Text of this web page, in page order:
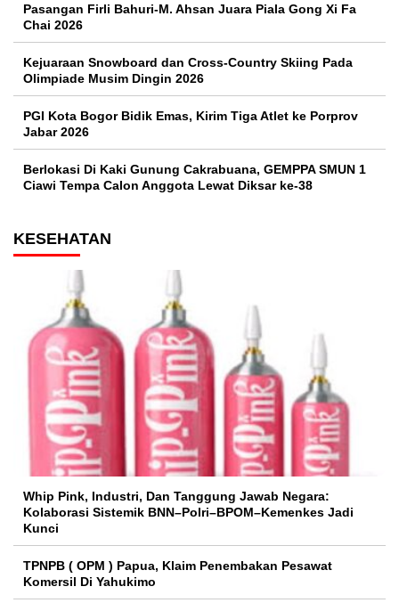
Pasangan Firli Bahuri-M. Ahsan Juara Piala Gong Xi Fa
Chai 2026
Kejuaraan Snowboard dan Cross-Country Skiing Pada
Olimpiade Musim Dingin 2026
PGI Kota Bogor Bidik Emas, Kirim Tiga Atlet ke Porprov
Jabar 2026
Berlokasi Di Kaki Gunung Cakrabuana, GEMPPA SMUN 1
Ciawi Tempa Calon Anggota Lewat Diksar ke-38
KESEHATAN
Whip Pink, Industri, Dan Tanggung Jawab Negara:
Kolaborasi Sistemik BNN–Polri–BPOM–Kemenkes Jadi
Kunci
TPNPB ( OPM ) Papua, Klaim Penembakan Pesawat
Komersil Di Yahukimo